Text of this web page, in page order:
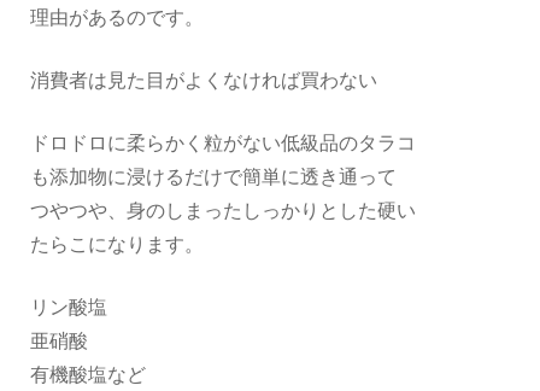
理由があるのです。
消費者は見た目がよくなければ買わない
ドロドロに柔らかく粒がない低級品のタラコ
も添加物に浸けるだけで簡単に透き通って
つやつや、身のしまったしっかりとした硬い
たらこになります。
リン酸塩
亜硝酸
有機酸塩など